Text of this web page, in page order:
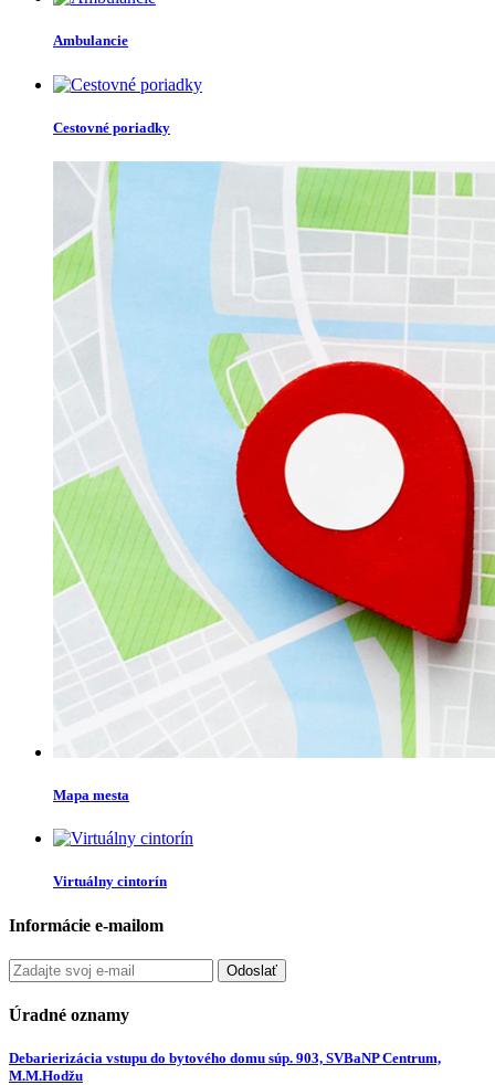
Ambulancie
Cestovné poriadky
Mapa mesta
Virtuálny cintorín
Informácie e-mailom
Odoslať
Úradné oznamy
Debarierizácia vstupu do bytového domu súp. 903, SVBaNP Centrum,
M.M.Hodžu